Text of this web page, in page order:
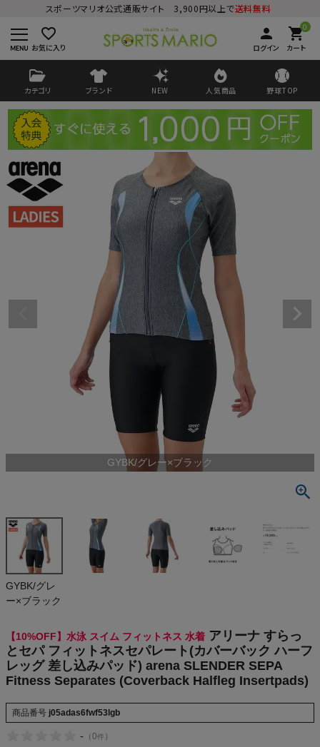
スポーツマリオ公式通販サイト 3,900円以上で送料無料
favorite_border
お気に入り
person
ログイン
0
shopping_cart
カート
カテゴリ ブランド NEW 人気商品 野球TOP
ログイン 会員登録
ようこそ ゲスト 様
検索
商品が見つからない方はこちら
レート(カバ
ーバック ハ
ーフレッグ 差
し込みパッド)
arena SLEN
DER SEPA F
itness Sepa
rback Halfl
eg Insertpa
ds)
(税込)
On
NIKE
CHUMS
HOKA
GYBK/グレー×ブラック
GYBK/グレ
ー×ブラック
【10%OFF】水泳 スイム フィットネス 水着 アリーナ すらっ
とセパ フィットネスセパレート(カバーバック ハーフ
レッグ 差し込みパッド) arena SLENDER SEPA
Fitness Separates (Coverback Halfleg Insertpads)
商品番号 j05adas6fwf53lgb
- （0件 ）